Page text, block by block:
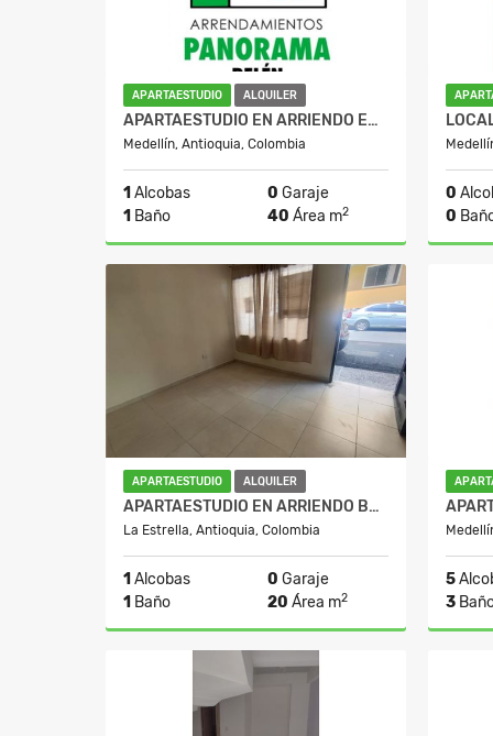
APARTAESTUDIO ALQUILER
APARTAESTUDIO EN ARRIENDO EN EL SECTOR DE BELÉN ALIADAS
Medellín, Antioquia, Colombia
1 Alcobas 0 Garaje
1 Baño 40 Área m2
Alquiler
$1.782.000
0
0
APARTAESTUDIO ALQUILER
APARTAESTUDIO EN ARRIENDO BARRIO BELLAVISTA
La Estrella, Antioquia, Colombia
1 Alcobas 0 Garaje
1 Baño 20 Área m2
5
3